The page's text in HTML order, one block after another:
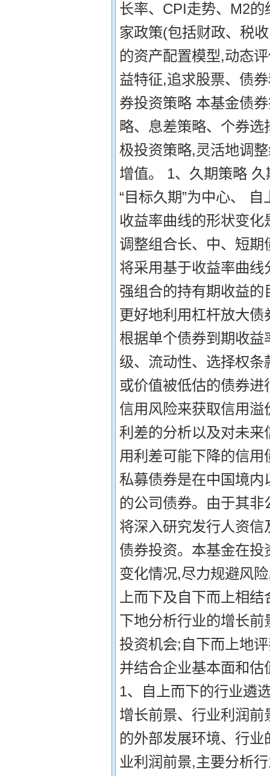
长率、CPI走势、M2
家政策(包括财政、税
的资产配置模型,动态
益特征,追求股票、债
券投资策略 本基金债
略、息差策略、个券
极投资策略,灵活地调
增值。 1、久期策略
“目标久期”为中心、
收益率曲线的形状变
调整组合长、中、短
将采用基于收益率曲
强组合的持有期收益
更好地利用杠杆放大
根据单个债券到期收
级、流动性、选择权
或价值被低估的债券
信用风险来获取信用
利差的分析以及对未
用利差可能下降的信
私募债券是在中国境
的公司债券。由于其
将深入研究发行人资
债券投资。本基金在
变化情况,尽力规避风
上而下及自下而上相
下地分析行业的增长
投资机会;自下而上地
并结合企业基本面和
1、自上而下的行业遴
增长前景、行业利润
的外部发展环境、行
业利润前景,主要分析